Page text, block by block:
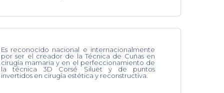
Es reconocido nacional e internacionalmente
por ser el creador de la Técnica de Cuñas en
cirugía mamaria y en el perfeccionamiento de
la técnica 3D Corsé Siluet y de puntos
invertidos en cirugía estética y reconstructiva.